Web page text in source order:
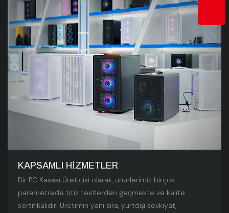
KAPSAMLI HIZMETLER
Bir PC Kasası Üreticisi olarak, ürünlerimiz birçok
parametrede titiz testlerden geçmekte ve kalite
sertifikalıdır. Üretimin yanı sıra, yurtdışı sevkiyat,